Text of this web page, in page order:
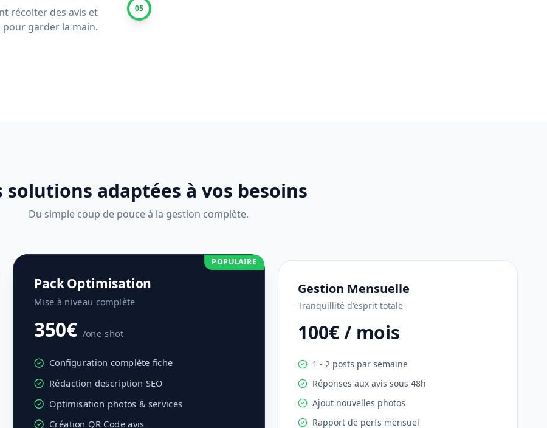
récolter des avis et
garder la main.
05
solutions adaptées à vos besoins
Du simple coup de pouce à la gestion complète.
POPULAIRE
Pack Optimisation
Mise à niveau complète
350€ /one-shot
Configuration complète fiche
Rédaction description SEO
Optimisation photos & services
Création QR Code avis
Gestion Mensuelle
Tranquillité d'esprit totale
100€ / mois
1 - 2 posts par semaine
Réponses aux avis sous 48h
Ajout nouvelles photos
Rapport de perfs mensuel